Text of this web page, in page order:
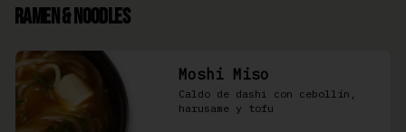
Ramen & Noodles
Moshi Miso
Caldo de dashi con cebollín,
harusame y tofu